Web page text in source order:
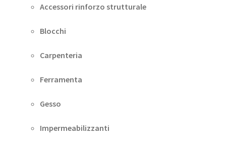
Accessori rinforzo strutturale
Blocchi
Carpenteria
Ferramenta
Gesso
Impermeabilizzanti